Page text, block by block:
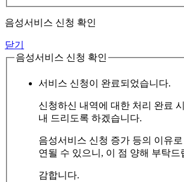
음성서비스 신청 확인
닫기
음성서비스 신청 확인
서비스 신청이 완료되었습니다.
신청하신 내역에 대한 처리 완료
내 드리도록 하겠습니다.
음성서비스 신청 증가 등의 이유로
연될 수 있으니, 이 점 양해 부탁드
감합니다.